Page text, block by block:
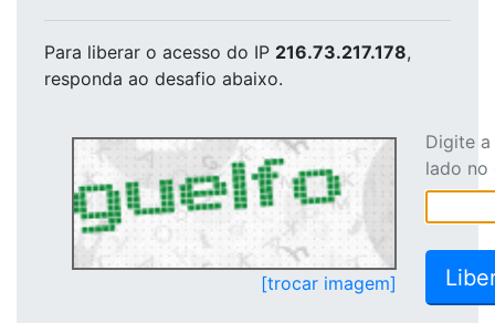
Para liberar o acesso do IP 216.73.217.178,
responda ao desafio abaixo.
[trocar imagem]
Digite
lado no